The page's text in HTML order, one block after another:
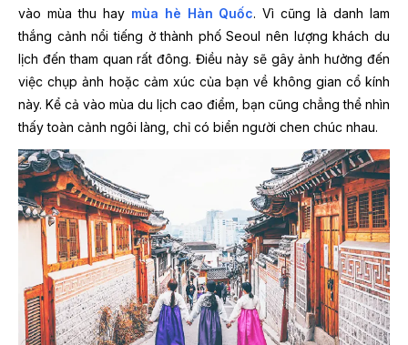
vào mùa thu hay mùa hè Hàn Quốc. Vì cũng là danh lam
thắng cảnh nổi tiếng ở thành phố Seoul nên lượng khách du
lịch đến tham quan rất đông. Điều này sẽ gây ảnh hưởng đến
việc chụp ảnh hoặc cảm xúc của bạn về không gian cổ kính
này. Kể cả vào mùa du lịch cao điểm, bạn cũng chẳng thể nhìn
thấy toàn cảnh ngôi làng, chỉ có biển người chen chúc nhau.